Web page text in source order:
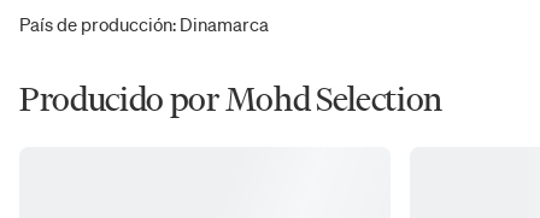
País de producción: Dinamarca
Producido por Mohd Selection